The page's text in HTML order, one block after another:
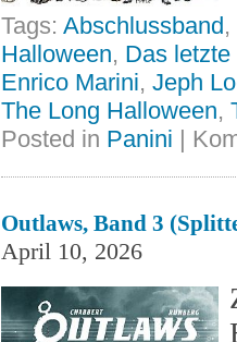
Tags: Abschlussband,
Halloween, Das
Enrico Marini, Jeph
The Long Halloween,
Posted in Panini |
Outlaws, Band 3
April 10, 2026